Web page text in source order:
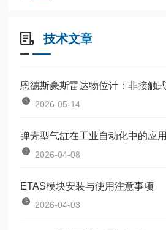
技术文章
2026-05-14
弹壳型气缸在工业自动化中的应用
2026-04-08
ETAS模块安装与使用注意事项
2026-04-03